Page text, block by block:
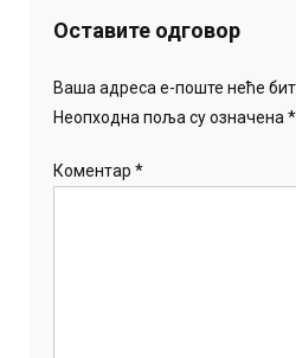
Оставите одговор
Ваша адреса е-поште неће
Неопходна поља су означена*
Коментар*